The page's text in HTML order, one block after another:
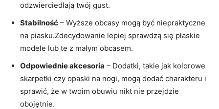
odzwierciedlają twój gust.
Stabilność – Wyższe obcasy mogą być niepraktyczne
na piasku.Zdecydowanie lepiej sprawdzą się płaskie
modele lub te z małym obcasem.
Odpowiednie akcesoria – Dodatki, takie jak kolorowe
skarpetki czy opaski na nogi, mogą dodać charakteru i
sprawić, że w twoim obuwiu nikt nie przejdzie
obojętnie.